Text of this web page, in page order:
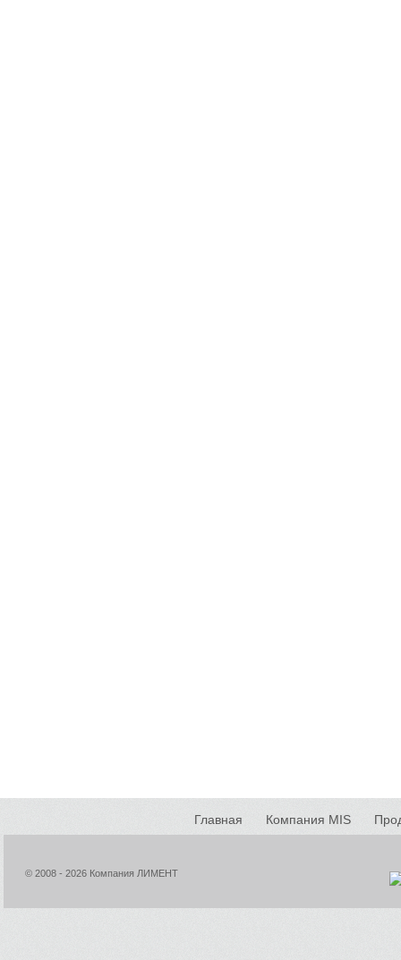
Главная Компания MIS
© 2008 - 2026 Компания ЛИМЕНТ